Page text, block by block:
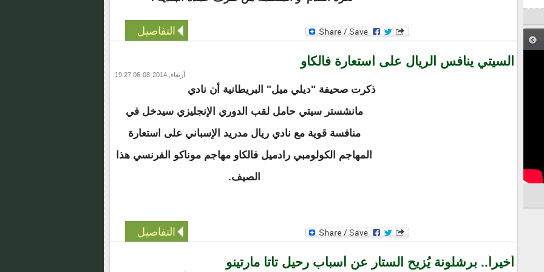
التفاصيل
السيتي ينافس الريال على استعارة فالكاو
أربعاء, 2014-08-06 19:27
ذكرت صحيفة "ديلي ميل" البريطانية أن نادي
مانشستر سيتي حامل لقب الدوري الإنجليزي سيدخل في
منافسة قوية مع نادي ريال مدريد الإسباني على استعارة
المهاجم الكولومبي رادميل فالكاو مهاجم موناكو الفرنسي هذا
الصيف.
التفاصيل
أخيراً.. برشلونة يُزيح الستار عن أسباب رحيل تاتا مارتينو